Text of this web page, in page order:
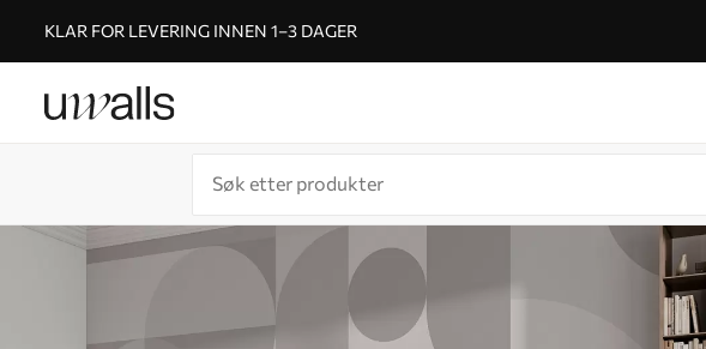
KLAR FOR LEVERING INNEN 1–3 DAGER